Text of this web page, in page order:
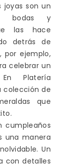
joyas son un
bodas y
las hace
detrás de
por ejemplo,
celebrar un
Platería
colección de
que
cumpleaños
una manera
Un
con detalles